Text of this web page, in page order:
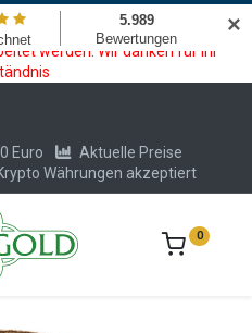
und Krypto Bezahlmodul. In der
können keine Krypto oder
werden. Wir danken für Ihr
Euro
Aktuelle Preise
Währungen akzeptiert
0
✕